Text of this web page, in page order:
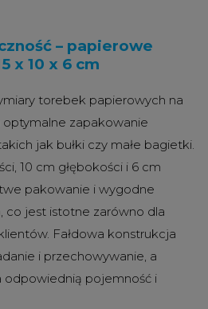
– papierowe
x 10 x 6 cm
torebek papierowych na
zapakowanie
jak bułki czy małe bagietki.
10 cm głębokości i 6 cm
pakowanie i wygodne
co jest istotne zarówno dla
Fałdowa konstrukcja
i przechowywanie, a
odpowiednią pojemność i